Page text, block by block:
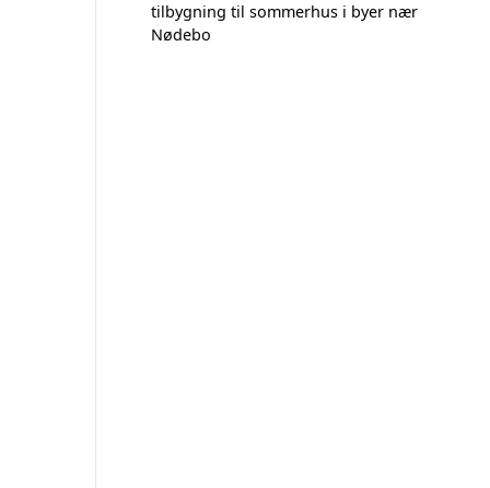
tilbygning til sommerhus i byer nær
Nødebo